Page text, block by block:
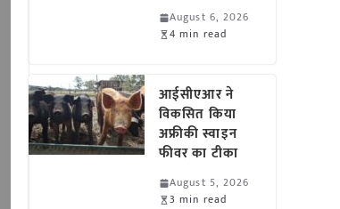
August 6, 2026
4 min read
आईसीएआर ने
विकसित किया
अफ्रीकी स्वाइन
फीवर का टीका
August 5, 2026
3 min read